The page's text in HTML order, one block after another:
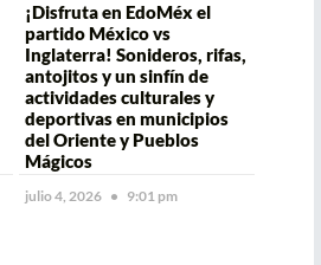
¡Disfruta en EdoMéx el
partido México vs
Inglaterra! Sonideros, rifas,
antojitos y un sinfín de
actividades culturales y
deportivas en municipios
del Oriente y Pueblos
Mágicos
julio 4, 2026 9:01 pm